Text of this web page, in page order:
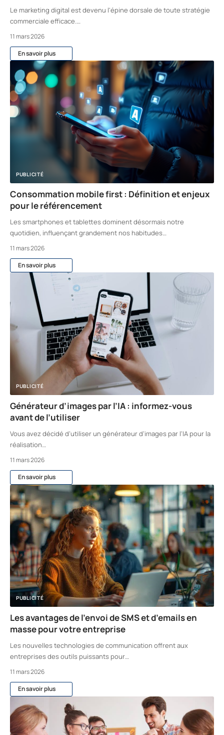
Le marketing digital est devenu l'épine dorsale de toute stratégie
commerciale efficace.…
11 mars 2026
En savoir plus
PUBLICITÉ
Consommation mobile first : Définition et enjeux
pour le référencement
Les smartphones et tablettes dominent désormais notre
quotidien, influençant grandement nos habitudes…
11 mars 2026
En savoir plus
PUBLICITÉ
Générateur d’images par l’IA : informez-vous
avant de l’utiliser
Vous avez décidé d’utiliser un générateur d’images par l’IA pour la
réalisation…
11 mars 2026
En savoir plus
PUBLICITÉ
Les avantages de l’envoi de SMS et d’emails en
masse pour votre entreprise
Les nouvelles technologies de communication offrent aux
entreprises des outils puissants pour…
11 mars 2026
En savoir plus